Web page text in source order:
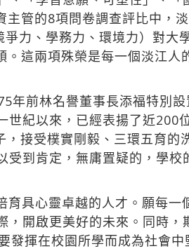
管的8項問卷調查評比中，
力、學務力、環境力）對大
這兩項殊榮是每一個淡江人
年前林名譽董事長添福特別設
世紀以來，已經表揚了近200
接受樸實剛毅、三環五育的
受到肯定，無庸置疑的，學校
具心靈卓越的人才。願每一
，開啟更美好的未來。同時，
發揮在校園所學而成為社會中